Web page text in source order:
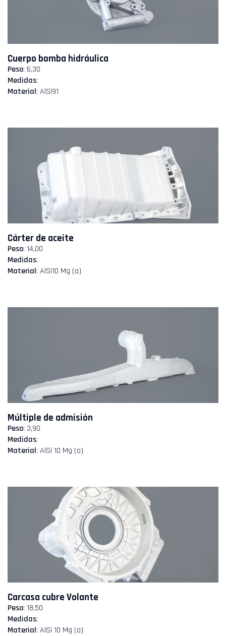
Cuerpo bomba hidráulica
Peso: 6,30
Medidas:
Material: AlSi91
Cárter de aceite
Peso: 14,00
Medidas:
Material: AlSi10 Mg (a)
Múltiple de admisión
Peso: 3,90
Medidas:
Material: AlSi 10 Mg (a)
Carcasa cubre Volante
Peso: 18,50
Medidas:
Material: AlSi 10 Mg (a)